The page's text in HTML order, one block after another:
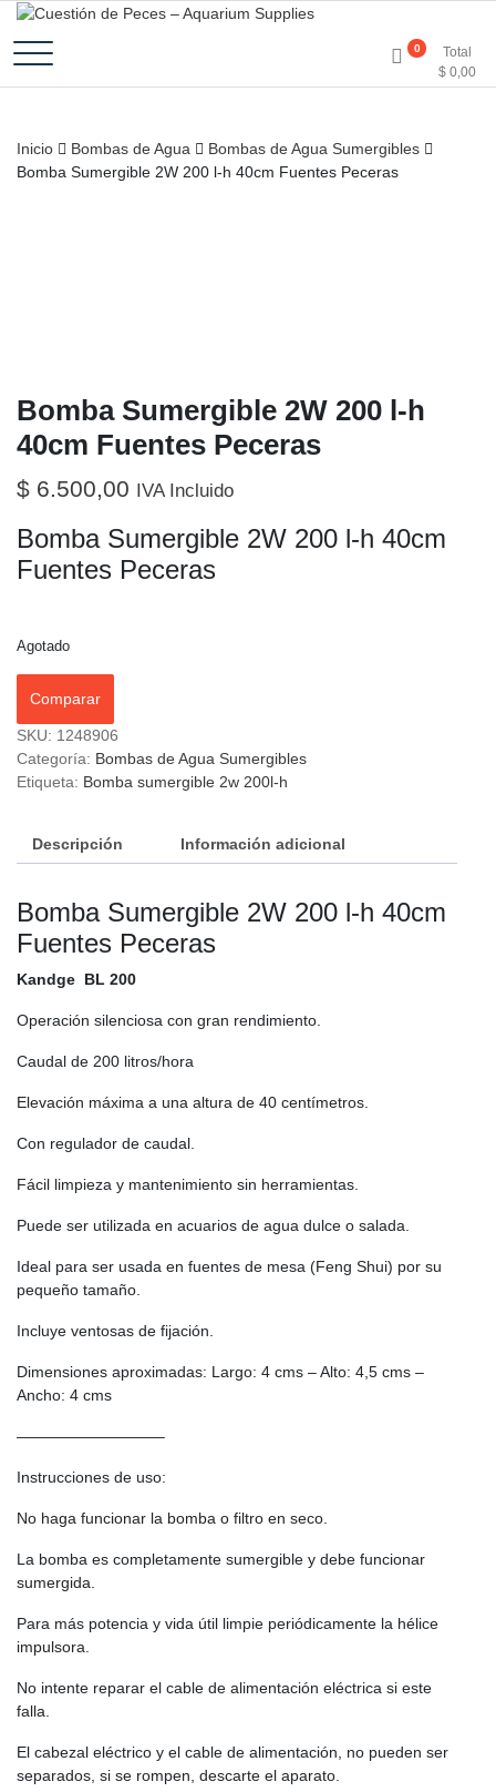
Cuestión de Peces –
Aquarium Supplies
0
Total
$ 0,00
Inicio Bombas de Agua
Bombas de Agua Sumergibles
Bomba Sumergible 2W 200 l-h 40cm Fuentes Peceras
Bomba Sumergible 2W 200 l-h
40cm Fuentes Peceras
$ 6.500,00 IVA Incluido
Bomba Sumergible 2W 200 l-h 40cm
Fuentes Peceras
Agotado
Comparar
SKU: 1248906
Categoría: Bombas de Agua Sumergibles
Etiqueta: Bomba sumergible 2w 200l-h
Descripción Información adicional
Bomba Sumergible 2W 200 l-h 40cm
Fuentes Peceras
Kandge BL 200
Operación silenciosa con gran rendimiento.
Caudal de 200 litros/hora
Elevación máxima a una altura de 40 centímetros.
Con regulador de caudal.
Fácil limpieza y mantenimiento sin herramientas.
Puede ser utilizada en acuarios de agua dulce o salada.
Ideal para ser usada en fuentes de mesa (Feng Shui) por su
pequeño tamaño.
Incluye ventosas de fijación.
Dimensiones aproximadas: Largo: 4 cms – Alto: 4,5 cms –
Ancho: 4 cms
—————————–
Instrucciones de uso:
No haga funcionar la bomba o filtro en seco.
La bomba es completamente sumergible y debe funcionar
sumergida.
Para más potencia y vida útil limpie periódicamente la hélice
impulsora.
No intente reparar el cable de alimentación eléctrica si este
falla.
El cabezal eléctrico y el cable de alimentación, no pueden ser
separados, si se rompen, descarte el aparato.